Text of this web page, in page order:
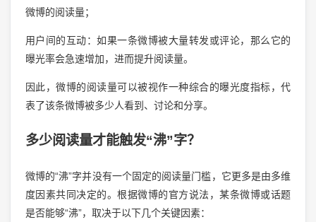
微博的阅读量；
用户间的互动：如果一条微博被大量转发或评论，那么它的
曝光率会急速增加，进而提升阅读量。
因此，微博的阅读量可以被视作一种综合的曝光度指标，代
表了该条微博被多少人看到、讨论和分享。
多少阅读量才能触发“沸”字？
微博的“沸”字并没有一个固定的阅读量门槛，它更多是由多维
度因素共同决定的。根据微博的官方说法，某条微博或话题
是否能够“沸”，取决于以下几个关键因素：